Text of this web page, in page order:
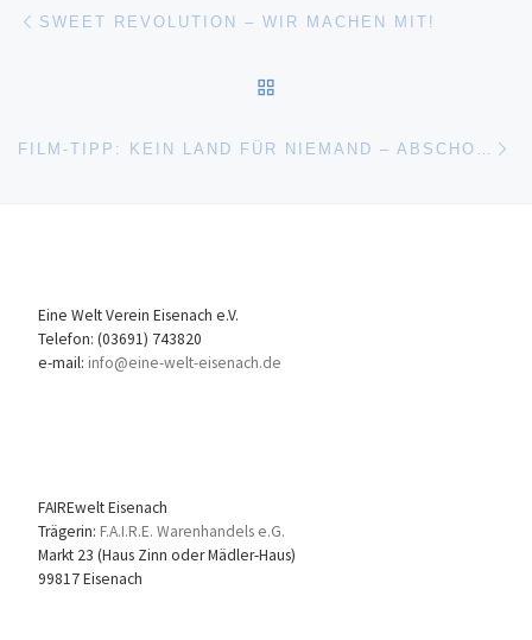
Beitragsnavigation
SWEET REVOLUTION – WIR MACHEN MIT!
Eine Welt Verein Eisenach e.V.
Telefon: (03691) 743820
e-mail: info@eine-welt-eisenach.de
FAIREwelt Eisenach
Trägerin: F.A.I.R.E. Warenhandels e.G.
Markt 23 (Haus Zinn oder Mädler-Haus)
99817 Eisenach